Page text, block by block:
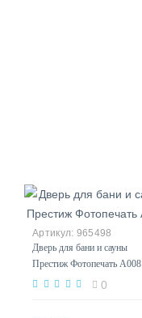
965498
Дверь для бани и сауны
Престиж Фотопечать А008
0